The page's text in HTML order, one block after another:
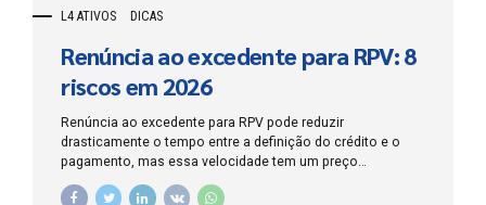
L4 ATIVOS DICAS
Renúncia ao excedente para RPV: 8
riscos em 2026
Renúncia ao excedente para RPV pode reduzir
drasticamente o tempo entre a definição do crédito e o
pagamento, mas essa velocidade tem um preço
patrimonial: o credor abre mão, de forma expressa, da
parcela que ultrapassa o limite legal da Requisição de